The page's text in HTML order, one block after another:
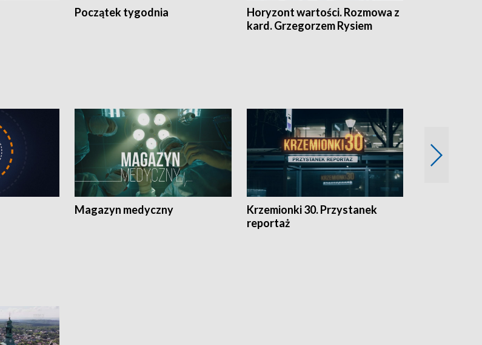
Początek tygodnia
Horyzont wartości. Rozmowa z
kard. Grzegorzem Rysiem
Magazyn medyczny
Krzemionki 30. Przystanek
reportaż